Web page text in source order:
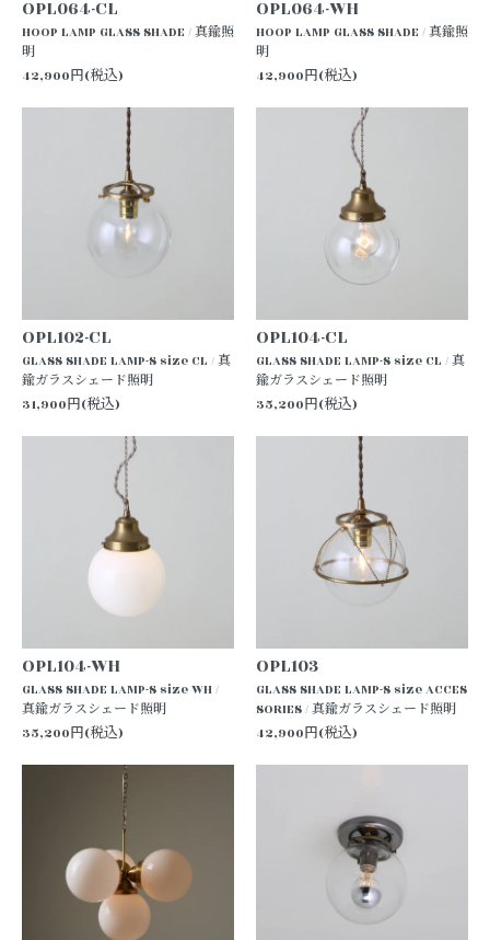
OPL064-CL
HOOP LAMP GLASS SHADE / 真鍮照
明
42,900円(税込)
OPL064-WH
HOOP LAMP GLASS SHADE / 真鍮照
明
42,900円(税込)
OPL102-CL
GLASS SHADE LAMP-S size CL / 真
鍮ガラスシェード照明
31,900円(税込)
OPL104-CL
GLASS SHADE LAMP-S size CL / 真
鍮ガラスシェード照明
35,200円(税込)
OPL104-WH
GLASS SHADE LAMP-S size WH /
真鍮ガラスシェード照明
35,200円(税込)
OPL103
GLASS SHADE LAMP-S size ACCES
SORIES / 真鍮ガラスシェード照明
42,900円(税込)